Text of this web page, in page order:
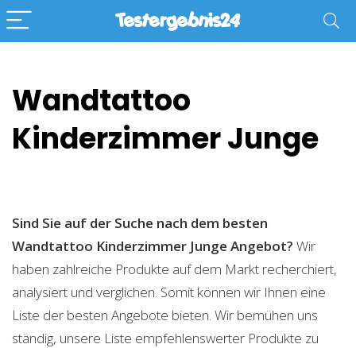
Wandtattoo
Kinderzimmer Junge
Sind Sie auf der Suche nach dem besten
Wandtattoo Kinderzimmer Junge Angebot? Wir
haben zahlreiche Produkte auf dem Markt recherchiert,
analysiert und verglichen. Somit können wir Ihnen eine
Liste der besten Angebote bieten. Wir bemühen uns
ständig, unsere Liste empfehlenswerter Produkte zu